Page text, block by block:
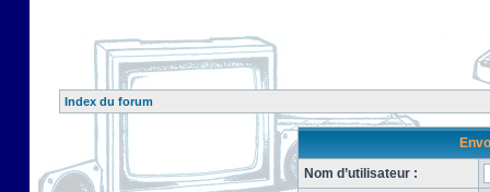
Index du forum
Nom d’utilisateur :